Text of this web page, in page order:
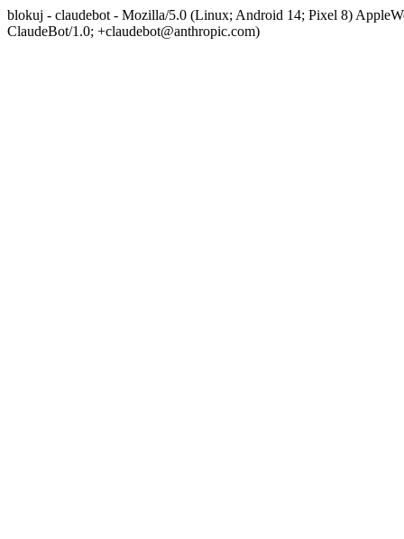
blokuj - claudebot - Mozilla/5.0 (Linux; Android 14; Pixel 8)
ClaudeBot/1.0; +claudebot@anthropic.com)